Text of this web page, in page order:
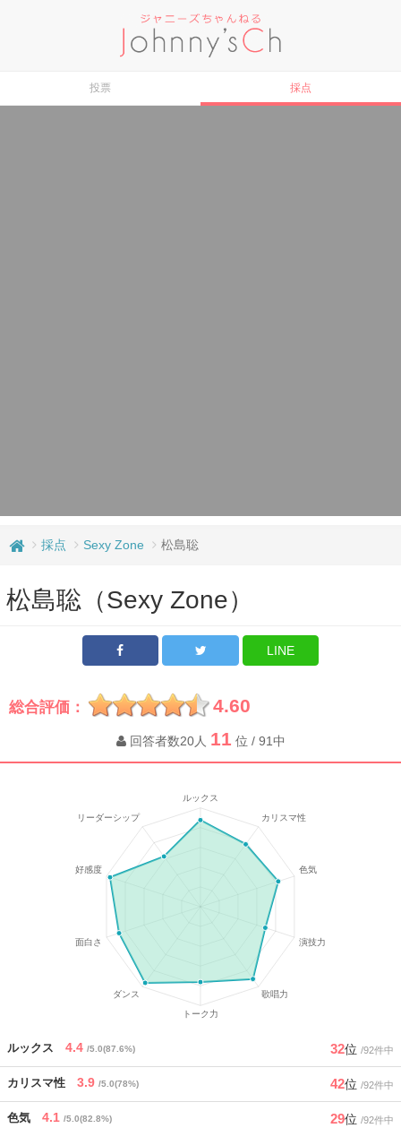
投票 採点
採点 Sexy Zone 松島聡
松島聡（Sexy Zone）
LINE
総合評価： 4.60
回答者数20人 11 位 / 91中
ルックス 4.4 /5.0(87.6%) 32位 /92件中
カリスマ性 3.9 /5.0(78%) 42位 /92件中
色気 4.1 /5.0(82.8%) 29位 /92件中